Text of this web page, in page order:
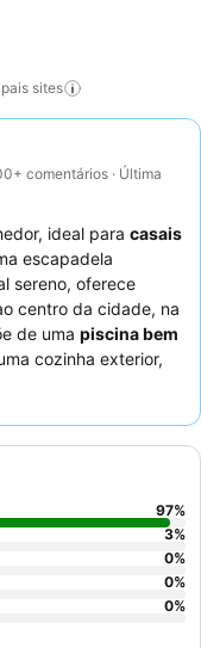
sites
comentários · Última
ideal para casais
escapadela
sereno, oferece
centro da cidade, na
de uma piscina bem
cozinha exterior,
verdadeiramente
terraço ou varanda
97%
3%
0%
0%
0%